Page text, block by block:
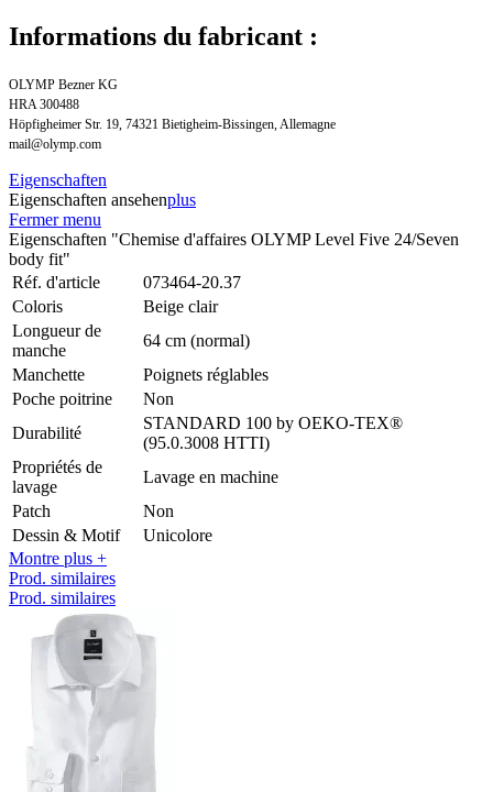
Informations du fabricant :
OLYMP Bezner KG
HRA 300488
Höpfigheimer Str. 19, 74321 Bietigheim-Bissingen, Allemagne
mail@olymp.com
Eigenschaften
Eigenschaften ansehenplus
Fermer menu
Eigenschaften "Chemise d'affaires OLYMP Level Five 24/Seven
body fit"
Réf. d'article
073464-20.37
Coloris
Beige clair
Longueur de
manche
64 cm (normal)
Manchette
Poignets réglables
Poche poitrine
Non
Durabilité
STANDARD 100 by OEKO-TEX®
(95.0.3008 HTTI)
Propriétés de
lavage
Lavage en machine
Patch
Non
Dessin & Motif
Unicolore
Montre plus +
Prod. similaires
Prod. similaires